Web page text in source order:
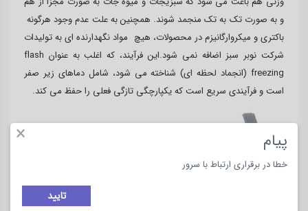
و به صورت تک به تک منجمد شوند. همچنین به علت عدم وجود هرگونه
باکتری و میکروارگانیزم در محصولات، هیچ مواد نگهدارنده ای به تولیدات
شرکت نوبر سبز اضافه نمی شود.این فرآیند، که اغلب به عنوان flash
freezing (انجماد لحظه ای) شناخته می شود، شامل دماهای زیر صفر
است و فرآیندی سریع است که یکپارچگی تازگی فعلی را حفظ می کند.
× پیام
خطا در برقراری ارتباط با سرور
تایید